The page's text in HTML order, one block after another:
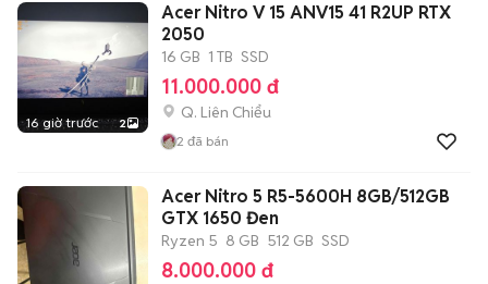
16 giờ trước 2
Acer Nitro V 15 ANV15 41 R2UP RTX
2050
16 GB 1 TB SSD
11.000.000 đ
Q. Liên Chiểu
2 đã bán
Acer Nitro 5 R5-5600H 8GB/512GB
GTX 1650 Đen
Ryzen 5 8 GB 512 GB SSD
8.000.000 đ